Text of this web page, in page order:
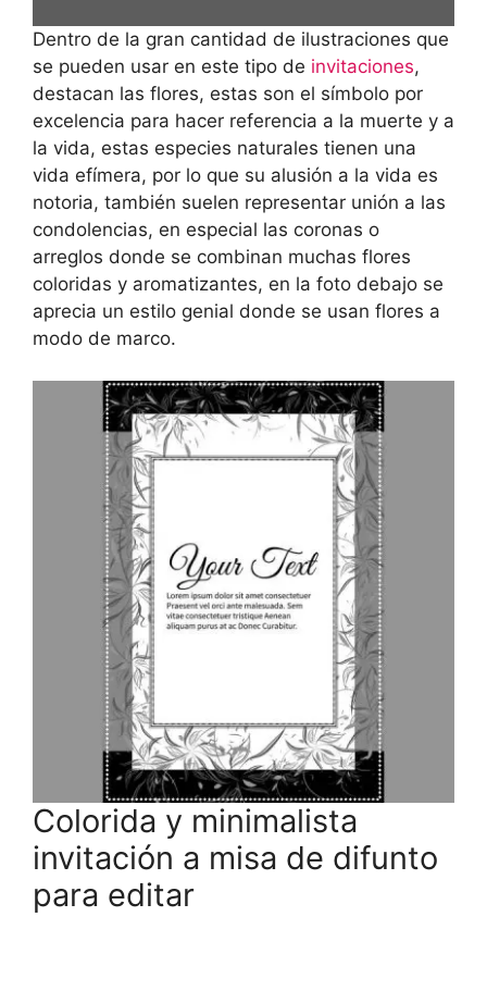
Dentro de la gran cantidad de ilustraciones que
se pueden usar en este tipo de invitaciones,
destacan las flores, estas son el símbolo por
excelencia para hacer referencia a la muerte y a
la vida, estas especies naturales tienen una
vida efímera, por lo que su alusión a la vida es
notoria, también suelen representar unión a las
condolencias, en especial las coronas o
arreglos donde se combinan muchas flores
coloridas y aromatizantes, en la foto debajo se
aprecia un estilo genial donde se usan flores a
modo de marco.
Colorida y minimalista
invitación a misa de difunto
para editar